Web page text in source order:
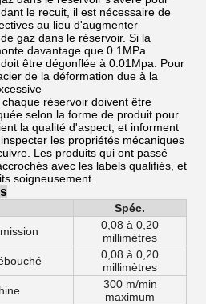
le recuit, il est nécessaire de
au lieu d'augmenter
gaz dans le réservoir. Si la
davantage que 0.1MPa
être dégonflée à 0.01Mpa. Pour
de la déformation due à la
réservoir doivent être
selon la forme de produit pour
la qualité d'aspect, et informent
les propriétés mécaniques
Les produits qui ont passé
avec les labels qualifiés, et
soigneusement
Spéc.
0,08 à 0,20
millimètres
0,08 à 0,20
millimètres
300 m/min
maximum